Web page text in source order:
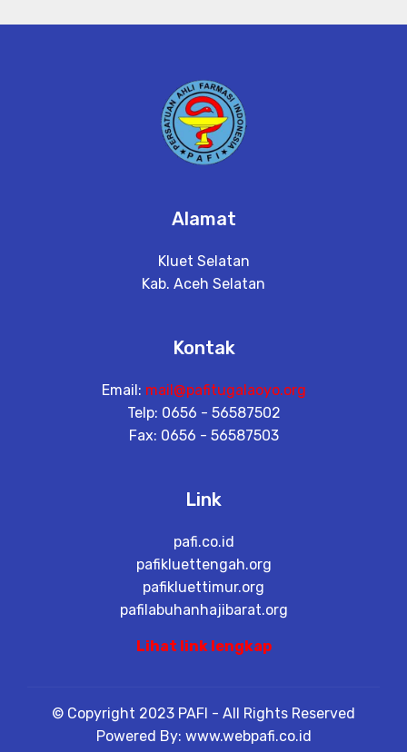
Alamat
Kluet Selatan
Kab. Aceh Selatan
Kontak
Email: mail@pafitugalaoyo.org
Telp: 0656 - 56587502
Fax: 0656 - 56587503
Link
pafi.co.id
pafikluettengah.org
pafikluettimur.org
pafilabuhanhajibarat.org
Lihat link lengkap
© Copyright 2023 PAFI - All Rights Reserved
Powered By: www.webpafi.co.id